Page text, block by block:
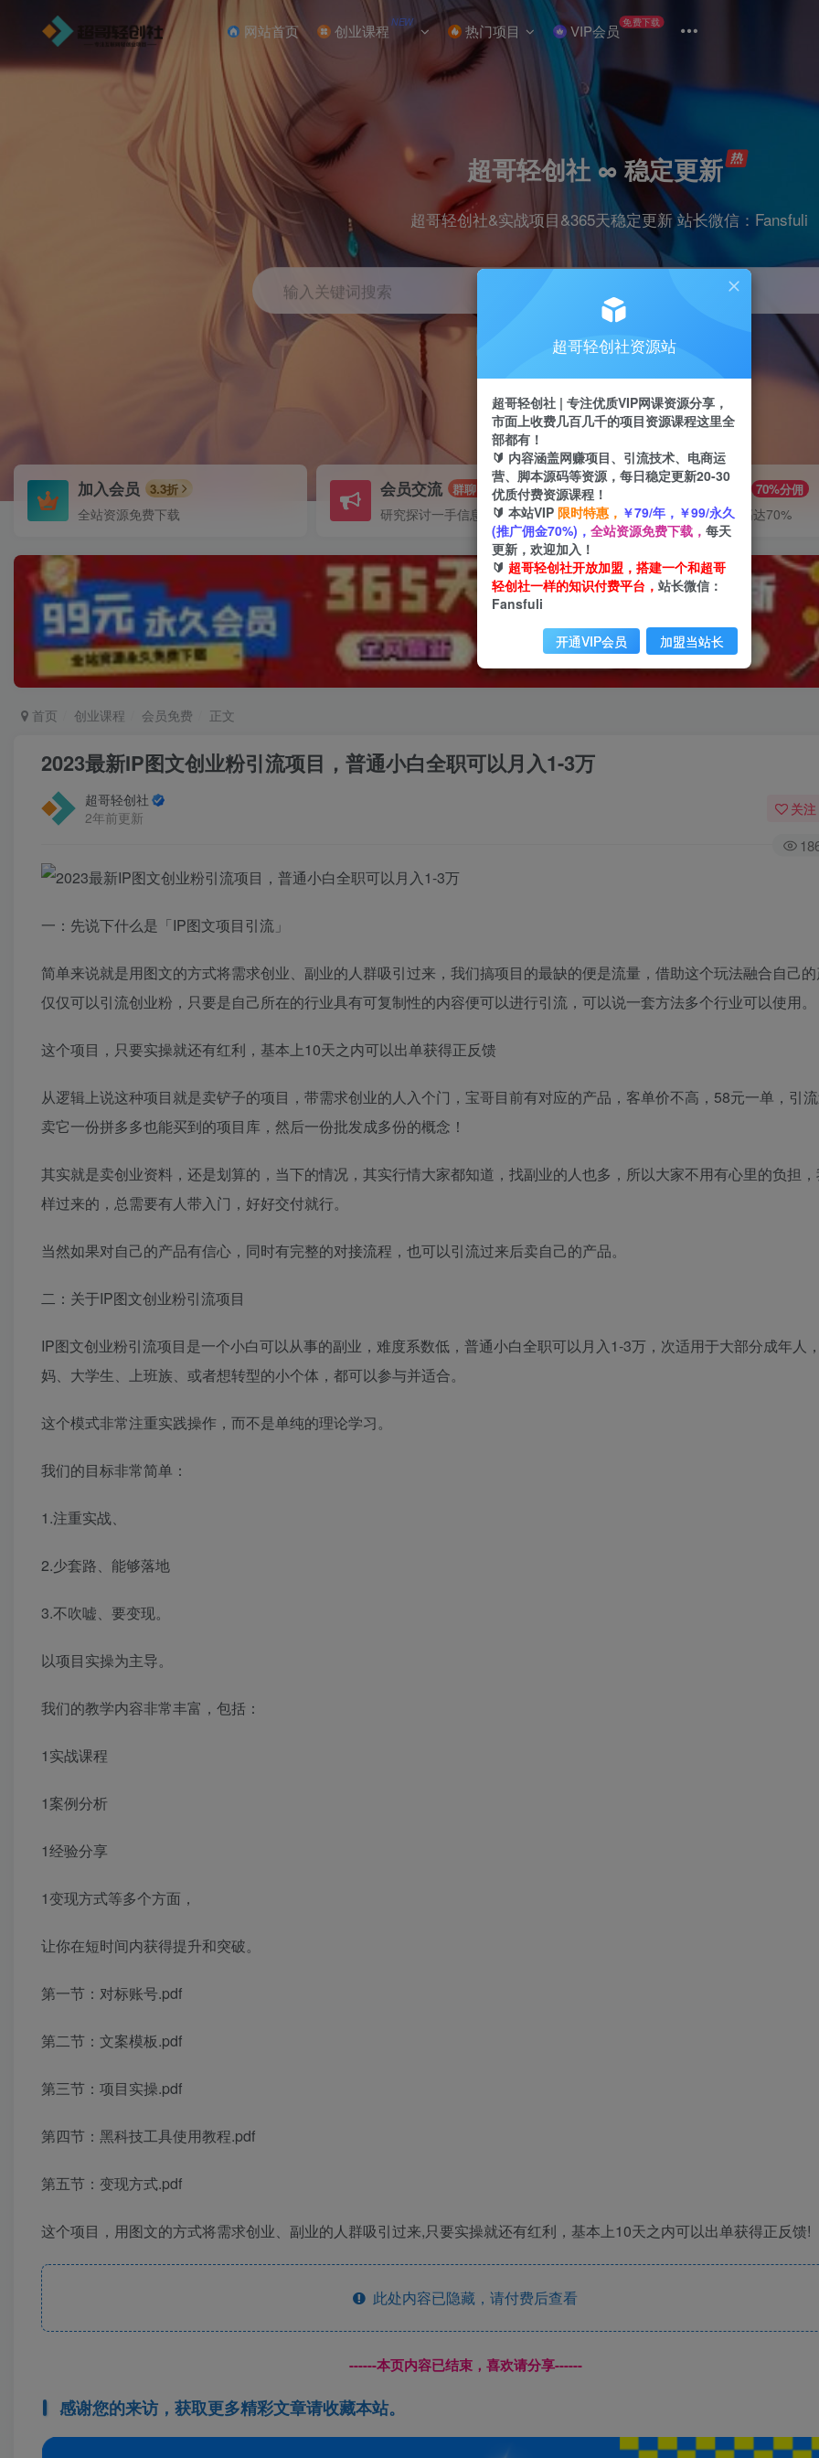
网站首页 创业课程 NEW 热门项目 VIP会员 免费下载
超哥轻创社 ∞ 稳定更新
超哥轻创社&实战项目&365天稳定更新 站长微信：Fansfuli
输入关键词搜索
剪辑 电商 小红书
加入会员 3.3折
全站资源免费下载
会员交流 群聊
研究探讨一手信息差
推广赚钱 70%分佣
推广返佣高达70%
首页 创业课程 会员免费 正文
2023最新IP图文创业粉引流项目，普通小白全职可以月入1-3万
超哥轻创社
2年前更新
关注
一：先说下什么是「IP图文项目引流」
简单来说就是用图文的方式将需求创业、副业的人群吸引过来，我们搞项目的最缺的便是流量，借助这个玩法融合自己
仅仅可以引流创业粉，只要是自己所在的行业具有可复制性的内容便可以进行引流，可以说一套方法多个行业可以使用。
这个项目，只要实操就还有红利，基本上10天之内可以出单获得正反馈
从逻辑上说这种项目就是卖铲子的项目，带需求创业的人入个门，宝哥目前有对应的产品，客单价不高，58元一单，引
卖它一份拼多多也能买到的项目库，然后一份批发成多份的概念！
其实就是卖创业资料，还是划算的，当下的情况，其实行情大家都知道，找副业的人也多，所以大家不用有心里的负担
样过来的，总需要有人带入门，好好交付就行。
当然如果对自己的产品有信心，同时有完整的对接流程，也可以引流过来后卖自己的产品。
二：关于IP图文创业粉引流项目
IP图文创业粉引流项目是一个小白可以从事的副业，难度系数低，普通小白全职可以月入1-3万，次适用于大部分成年人
妈、大学生、上班族、或者想转型的小个体，都可以参与并适合。
这个模式非常注重实践操作，而不是单纯的理论学习。
我们的目标非常简单：
1.注重实战、
2.少套路、能够落地
3.不吹嘘、要变现。
以项目实操为主导。
我们的教学内容非常丰富，包括：
1实战课程
1案例分析
1经验分享
1变现方式等多个方面，
让你在短时间内获得提升和突破。
第一节：对标账号.pdf
第二节：文案模板.pdf
第三节：项目实操.pdf
第四节：黑科技工具使用教程.pdf
第五节：变现方式.pdf
这个项目，用图文的方式将需求创业、副业的人群吸引过来,只要实操就还有红利，基本上10天之内可以出单获得正反馈!
此处内容已隐藏，请付费后查看
------本页内容已结束，喜欢请分享------
感谢您的来访，获取更多精彩文章请收藏本站。
超哥轻创社资源站
超哥轻创社 | 专注优质VIP网课资源分享，
市面上收费几百几千的项目资源课程这里全
部都有！
🔰 内容涵盖网赚项目、引流技术、电商运
营、脚本源码等资源，每日稳定更新20-30
优质付费资源课程！
🔰 本站VIP 限时特惠， ￥79/年，￥99/永久
(推广佣金70%)， 全站资源免费下载， 每天
更新，欢迎加入！
🔰 超哥轻创社开放加盟，搭建一个和超哥
轻创社一样的知识付费平台， 站长微信：
Fansfuli
开通VIP会员 加盟当站长